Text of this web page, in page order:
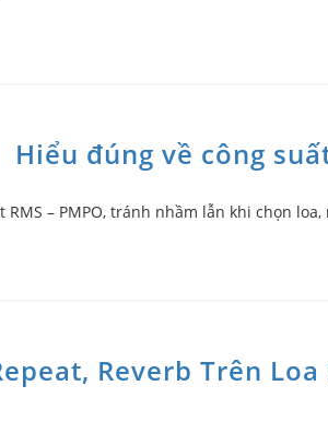
Hiểu đúng về công
– PMPO, tránh nhầm lẫn khi chọn
Reverb Trên